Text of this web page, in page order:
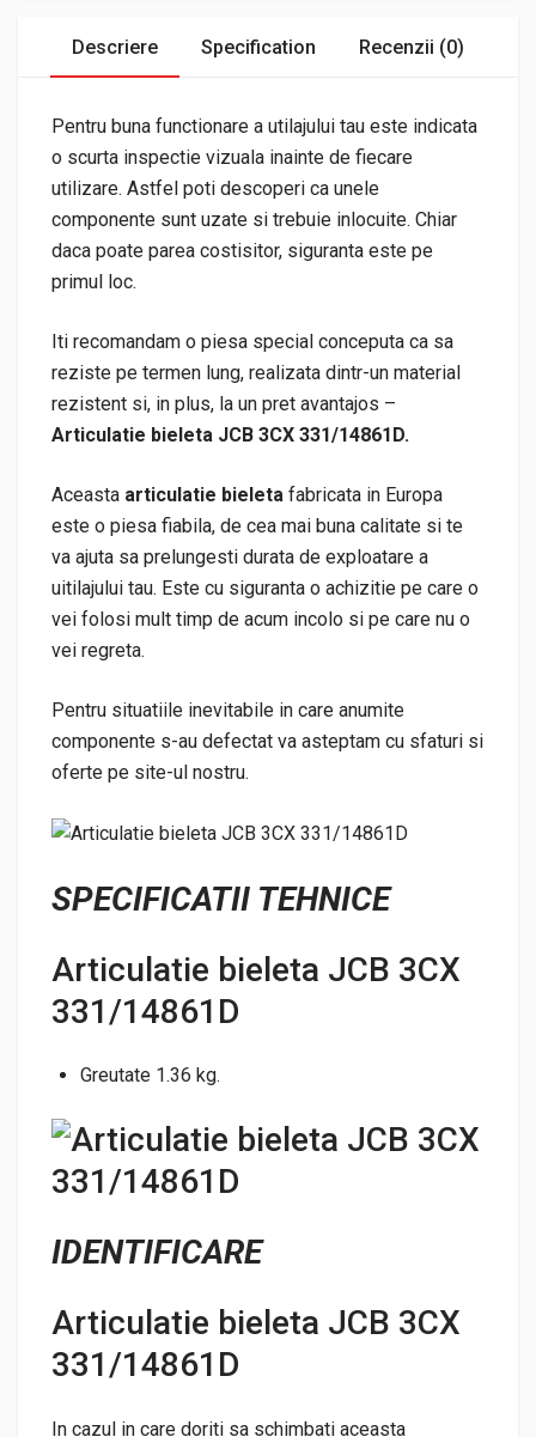
Descriere Specification Recenzii (0)
Pentru buna functionare a utilajului tau este indicata
o scurta inspectie vizuala inainte de fiecare
utilizare. Astfel poti descoperi ca unele
componente sunt uzate si trebuie inlocuite. Chiar
daca poate parea costisitor, siguranta este pe
primul loc.
Iti recomandam o piesa special conceputa ca sa
reziste pe termen lung, realizata dintr-un material
rezistent si, in plus, la un pret avantajos –
Articulatie bieleta JCB 3CX 331/14861D.
Aceasta articulatie bieleta fabricata in Europa
este o piesa fiabila, de cea mai buna calitate si te
va ajuta sa prelungesti durata de exploatare a
uitilajului tau. Este cu siguranta o achizitie pe care o
vei folosi mult timp de acum incolo si pe care nu o
vei regreta.
Pentru situatiile inevitabile in care anumite
componente s-au defectat va asteptam cu sfaturi si
oferte pe site-ul nostru.
SPECIFICATII TEHNICE
Articulatie bieleta JCB 3CX
331/14861D
Greutate 1.36 kg.
IDENTIFICARE
Articulatie bieleta JCB 3CX
331/14861D
In cazul in care doriti sa schimbati aceasta